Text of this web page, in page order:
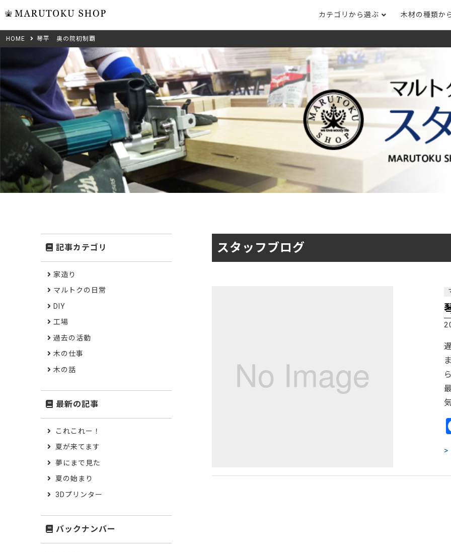
カテゴリから選ぶ
Category
無垢材フリーカット
集成材フリーカット
複数種類の注文
べニア・ランバー材／有孔ボード
Jパネル
低圧メラニン
長さカット
集成材フリー板
その他木材
木口テープ
木材サンプル
端材詰め合わせ
オリジナル商品
木材の種類か
Wood Type
木材の種類から選ぶ
ウォールナット
米タモ/ホワイトアッシ
ュ
メープル
桧 カバ桜・バーチ
ラジアタパイン（
のみ）
ノースパイン/赤松（集
成材のみ）
マホガニー チーク
クルミ レッドオーク
ピーラー（米松） サペリ
赤ラワン(レッドメ
HOME 琴平 奥の院初制覇
スタッフブログ
>
記事カテゴリ
家造り
マルトクの日常
DIY
工場
過去の活動
木の仕事
木の話
最新の記事
これこれー！
夏が来てます
夢にまで見た
夏の始まり
3Dプリンター
バックナンバー